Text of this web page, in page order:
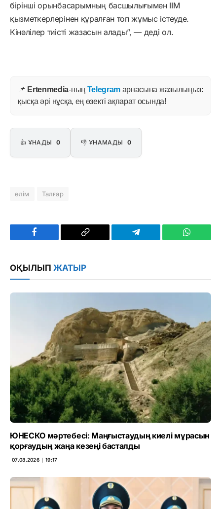
бірінші орынбасарымның басшылығымен ІІМ
қызметкерлерінен құралған топ жұмыс істеуде.
Кінәлілер тиісті жазасын алады”, — деді ол.
📌 Ertenmedia-ның Telegram арнасына жазылыңыз:
қысқа әрі нұсқа, ең өзекті ақпарат осында!
👍 ҰНАДЫ 0 👎 ҰНАМАДЫ 0
өлім Талғар
Facebook
Copy
Telegram
ОҚЫЛЫП ЖАТЫР
ЮНЕСКО мәртебесі: Маңғыстаудың киелі мұрасын
қорғаудың жаңа кезеңі басталды
07.08.2026 ∣ 19:17